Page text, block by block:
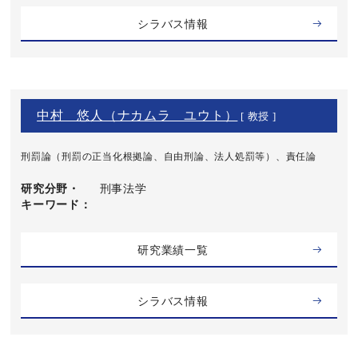
シラバス情報
中村 悠人（ナカムラ ユウト） [ 教授 ]
刑罰論（刑罰の正当化根拠論、自由刑論、法人処罰等）、責任論
研究分野・
キーワード
刑事法学
研究業績一覧
シラバス情報